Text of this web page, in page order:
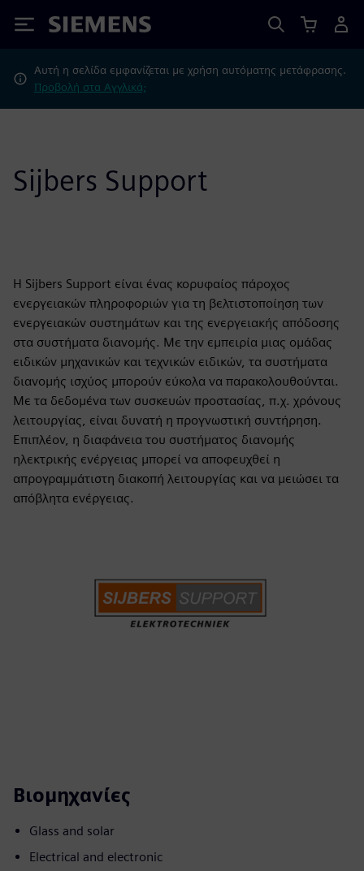
Siemens
Αυτή η σελίδα εμφανίζεται με χρήση αυτόματης μετάφρασης.
Προβολή στα Αγγλικά;
Sijbers Support
Η Sijbers Support είναι ένας κορυφαίος πάροχος
ενεργειακών πληροφοριών για τη βελτιστοποίηση των
ενεργειακών συστημάτων και της ενεργειακής απόδοσης
στα συστήματα διανομής. Με την εμπειρία μιας ομάδας
ειδικών μηχανικών και τεχνικών ειδικών, τα συστήματα
διανομής ισχύος μπορούν εύκολα να παρακολουθούνται.
Με τα δεδομένα των συσκευών προστασίας, π.χ. χρόνους
λειτουργίας, είναι δυνατή η προγνωστική συντήρηση.
Επιπλέον, η διαφάνεια του συστήματος διανομής
ηλεκτρικής ενέργειας μπορεί να αποφευχθεί η
απρογραμμάτιστη διακοπή λειτουργίας και να μειώσει τα
απόβλητα ενέργειας.
Βιομηχανίες
Glass and solar
Electrical and electronic